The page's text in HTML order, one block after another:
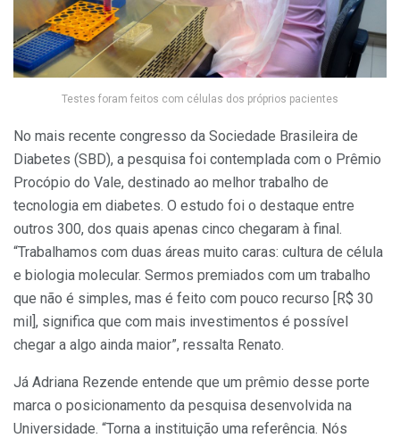
Testes foram feitos com células dos próprios pacientes
No mais recente congresso da Sociedade Brasileira de
Diabetes (SBD), a pesquisa foi contemplada com o Prêmio
Procópio do Vale, destinado ao melhor trabalho de
tecnologia em diabetes. O estudo foi o destaque entre
outros 300, dos quais apenas cinco chegaram à final.
“Trabalhamos com duas áreas muito caras: cultura de célula
e biologia molecular. Sermos premiados com um trabalho
que não é simples, mas é feito com pouco recurso [R$ 30
mil], significa que com mais investimentos é possível
chegar a algo ainda maior”, ressalta Renato.
Já Adriana Rezende entende que um prêmio desse porte
marca o posicionamento da pesquisa desenvolvida na
Universidade. “Torna a instituição uma referência. Nós